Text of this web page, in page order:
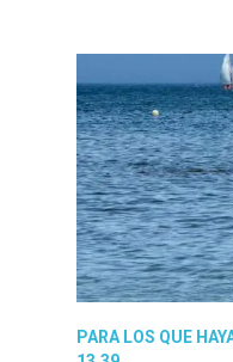
PARA LOS QUE